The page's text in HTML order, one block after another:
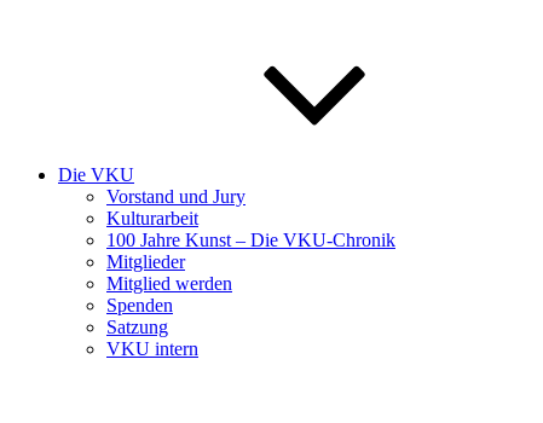
Die VKU
Vorstand und Jury
Kulturarbeit
100 Jahre Kunst – Die VKU-Chronik
Mitglieder
Mitglied werden
Spenden
Satzung
VKU intern